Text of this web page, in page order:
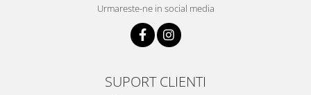
Urmareste-ne in social media
SUPORT CLIENTI